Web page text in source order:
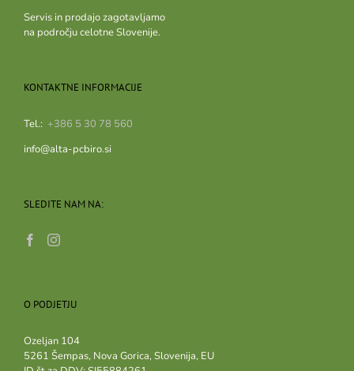
Servis in prodajo zagotavljamo
na področju celotne Slovenije.
KONTAKTNE INFORMACIJE
Tel.: +386 5 30 78 560
info@alta-pcbiro.si
SLEDITE NAM NA:
O PODJETJU
Ozeljan 104
5261 Šempas, Nova Gorica, Slovenija, EU